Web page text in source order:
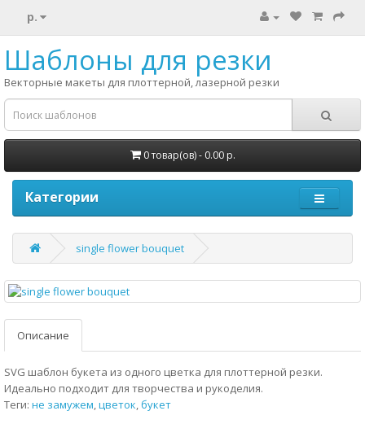
р.
Шаблоны для резки
Векторные макеты для плоттерной, лазерной резки
0 товар(ов) - 0.00 р.
Категории
single flower bouquet
Описание
SVG шаблон букета из одного цветка для плоттерной резки.
Идеально подходит для творчества и рукоделия.
Теги: не замужем,цветок,букет